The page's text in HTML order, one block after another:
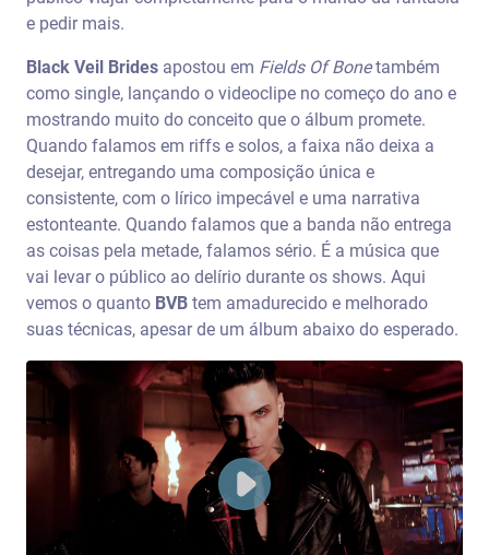
e pedir mais.
Black Veil Brides apostou em Fields Of Bonetambém
como single, lançando o videoclipe no começo do ano e
mostrando muito do conceito que o álbum promete.
Quando falamos em riffs e solos, a faixa não deixa a
desejar, entregando uma composição única e
consistente, com o lírico impecável e uma narrativa
estonteante. Quando falamos que a banda não entrega
as coisas pela metade, falamos sério. É a música que
vai levar o público ao delírio durante os shows. Aqui
vemos o quanto BVB tem amadurecido e melhorado
suas técnicas, apesar de um álbum abaixo do esperado.